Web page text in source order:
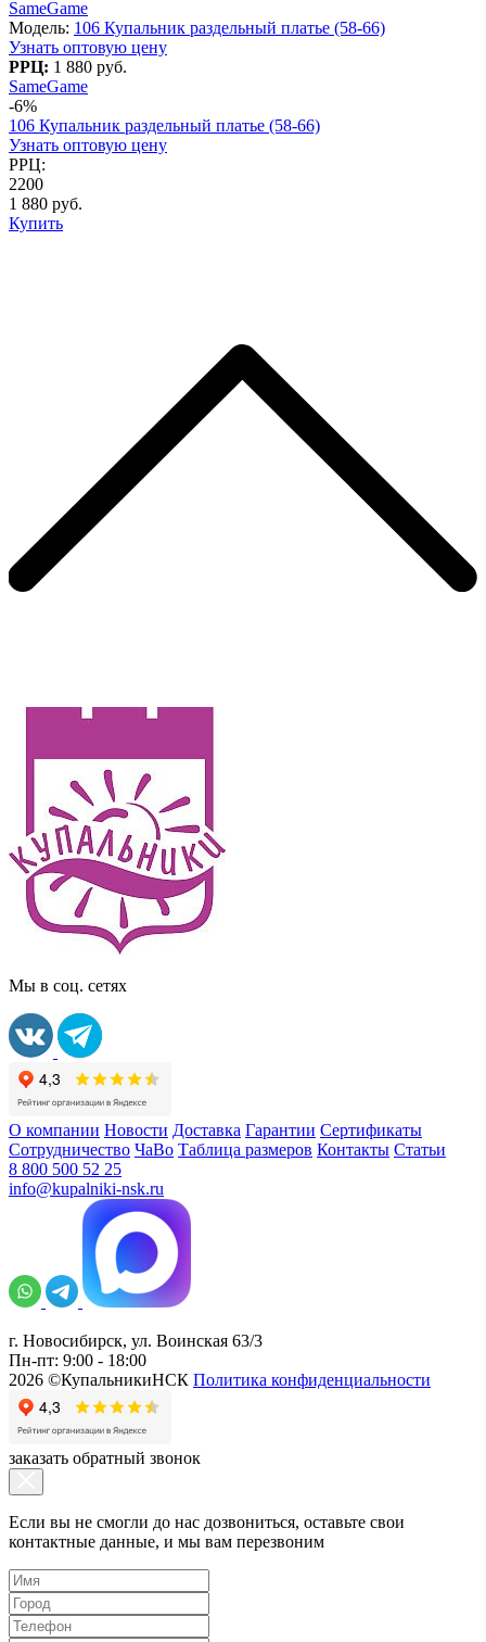
SameGame
Модель: 106 Купальник раздельный платье (58-66)
Узнать оптовую цену
РРЦ: 1 880 руб.
SameGame
-6%
106 Купальник раздельный платье (58-66)
Узнать оптовую цену
РРЦ:
2200
1 880 руб.
Купить
Мы в соц. сетях
О компании Новости Доставка Гарантии Сертификаты
Сотрудничество ЧаВо Таблица размеров Контакты Статьи
8 800 500 52 25
info@kupalniki-nsk.ru
г. Новосибирск, ул. Воинская 63/3
Пн-пт: 9:00 - 18:00
2026 ©КупальникиНСК Политика конфиденциальности
заказать обратный звонок
Если вы не смогли до нас дозвониться, оставьте свои
контактные данные, и мы вам перезвоним